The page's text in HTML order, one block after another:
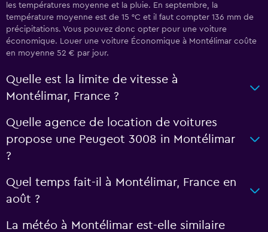
les températures moyenne et la pluie. En septembre, la
température moyenne est de 15 °C et il faut compter 136 mm de
précipitations. Vous pouvez donc opter pour une voiture
économique. Louer une voiture Économique à Montélimar coûte
en moyenne 52 € par jour.
Quelle est la limite de vitesse à
Montélimar, France ?
Quelle agence de location de voitures
propose une Peugeot 3008 in Montélimar
?
Quel temps fait-il à Montélimar, France en
août ?
La météo à Montélimar est-elle similaire